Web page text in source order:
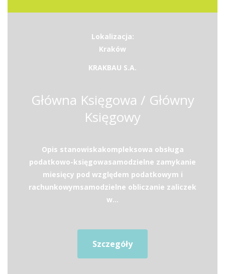
Lokalizacja:
Kraków
KRAKBAU S.A.
Główna Księgowa / Główny
Księgowy
Opis stanowiskakompleksowa obsługa
podatkowo-księgowasamodzielne zamykanie
miesięcy pod względem podatkowym i
rachunkowymsamodzielne obliczanie zaliczek
w...
Szczegóły